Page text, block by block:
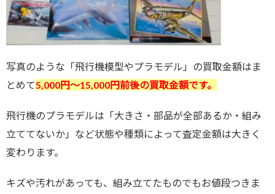
写真のような「飛行機模型やプラモデル」の買取金額はま
とめて5,000円～15 ,000円前後の買取金額です。
飛行機のプラモデルは「大きさ・部品が全部あるか・組み
立ててないか」など状態や種類によって査定金額は大きく
変わります。
キズや汚れがあっても、組み立てたものでもお値段つきま